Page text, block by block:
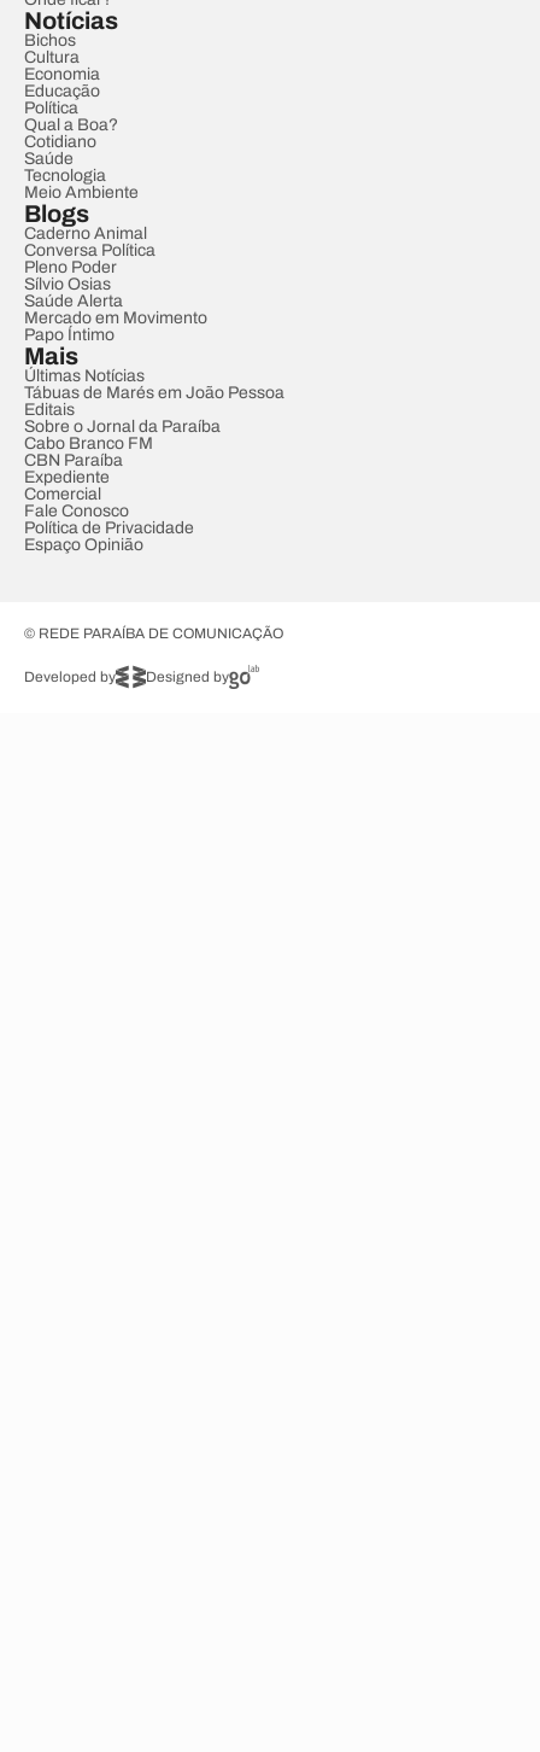
Notícias
Bichos
Cultura
Economia
Educação
Política
Qual a Boa?
Cotidiano
Saúde
Tecnologia
Meio Ambiente
Blogs
Caderno Animal
Conversa Política
Pleno Poder
Sílvio Osias
Saúde Alerta
Mercado em Movimento
Papo Íntimo
Mais
Últimas Notícias
Tábuas de Marés em João Pessoa
Editais
Sobre o Jornal da Paraíba
Cabo Branco FM
CBN Paraíba
Expediente
Comercial
Fale Conosco
Política de Privacidade
Espaço Opinião
© REDE PARAÍBA DE COMUNICAÇÃO
Developed by Designed by